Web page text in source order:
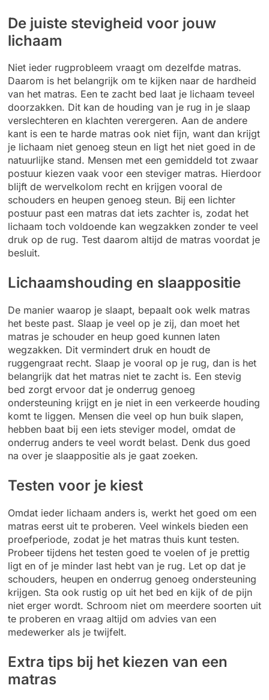
De juiste stevigheid voor jouw
lichaam
Niet ieder rugprobleem vraagt om dezelfde matras.
Daarom is het belangrijk om te kijken naar de hardheid
van het matras. Een te zacht bed laat je lichaam teveel
doorzakken. Dit kan de houding van je rug in je slaap
verslechteren en klachten verergeren. Aan de andere
kant is een te harde matras ook niet fijn, want dan krijgt
je lichaam niet genoeg steun en ligt het niet goed in de
natuurlijke stand. Mensen met een gemiddeld tot zwaar
postuur kiezen vaak voor een steviger matras. Hierdoor
blijft de wervelkolom recht en krijgen vooral de
schouders en heupen genoeg steun. Bij een lichter
postuur past een matras dat iets zachter is, zodat het
lichaam toch voldoende kan wegzakken zonder te veel
druk op de rug. Test daarom altijd de matras voordat je
besluit.
Lichaamshouding en slaappositie
De manier waarop je slaapt, bepaalt ook welk matras
het beste past. Slaap je veel op je zij, dan moet het
matras je schouder en heup goed kunnen laten
wegzakken. Dit vermindert druk en houdt de
ruggengraat recht. Slaap je vooral op je rug, dan is het
belangrijk dat het matras niet te zacht is. Een stevig
bed zorgt ervoor dat je onderrug genoeg
ondersteuning krijgt en je niet in een verkeerde houding
komt te liggen. Mensen die veel op hun buik slapen,
hebben baat bij een iets steviger model, omdat de
onderrug anders te veel wordt belast. Denk dus goed
na over je slaappositie als je gaat zoeken.
Testen voor je kiest
Omdat ieder lichaam anders is, werkt het goed om een
matras eerst uit te proberen. Veel winkels bieden een
proefperiode, zodat je het matras thuis kunt testen.
Probeer tijdens het testen goed te voelen of je prettig
ligt en of je minder last hebt van je rug. Let op dat je
schouders, heupen en onderrug genoeg ondersteuning
krijgen. Sta ook rustig op uit het bed en kijk of de pijn
niet erger wordt. Schroom niet om meerdere soorten uit
te proberen en vraag altijd om advies van een
medewerker als je twijfelt.
Extra tips bij het kiezen van een
matras